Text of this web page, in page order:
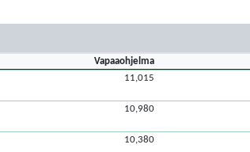
Vapaaohjelma
11,015
10,980
10,380